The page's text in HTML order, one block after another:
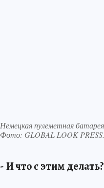
Немецкая пулеметная
Фото: GLOBAL LOOK PRESS.
- И что с этим делать?